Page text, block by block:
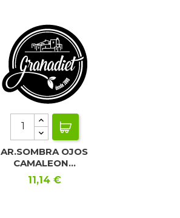
AR.SOMBRA OJOS
CAMALEON...
Precio
11,14 €